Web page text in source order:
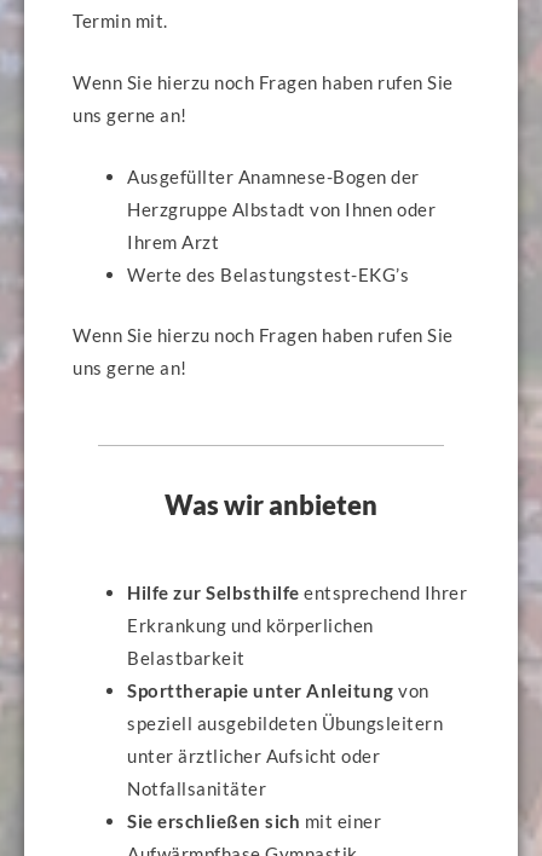
Termin mit.
Wenn Sie hierzu noch Fragen haben rufen Sie
uns gerne an!
Ausgefüllter Anamnese-Bogen der
Herzgruppe Albstadt von Ihnen oder
Ihrem Arzt
Werte des Belastungstest-EKG’s
Wenn Sie hierzu noch Fragen haben rufen Sie
uns gerne an!
Was wir anbieten
Hilfe zur Selbsthilfe entsprechend Ihrer
Erkrankung und körperlichen
Belastbarkeit
Sporttherapie unter Anleitung von
speziell ausgebildeten Übungsleitern
unter ärztlicher Aufsicht oder
Notfallsanitäter
Sie erschließen sich mit einer